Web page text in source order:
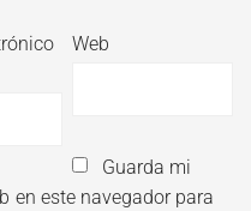
Web
Guarda mi
en este navegador para